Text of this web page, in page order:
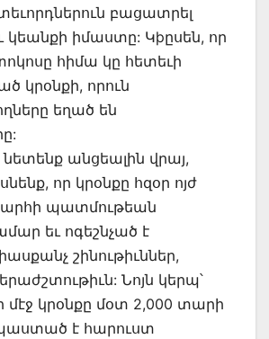
բացատրել
կեանքի իմաստը: Կþըսեն, որ
հիմա կը հետեւի
կրօնքի, որուն
եղած են
անցեալին վրայ,
որ կրօնքը հզօր ոյժ
պատմութեան
եւ ոգեշնչած է
շինութիւններ,
Նոյն կերպ՝
կրօնքը մօտ 2,000 տարի
է հարուստ